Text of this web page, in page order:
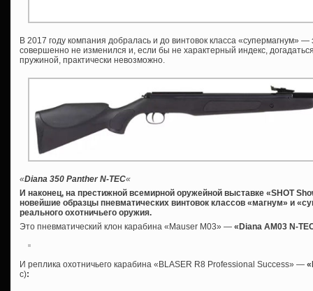
В 2017 году компания добралась и до винтовок класса «супермагнум»
совершенно не изменился и, если бы не характерный индекс,
пружиной, практически невозможно.
«Diana 350 Panther N-TEC«
И наконец, на престижной всемирной оружейной выставке «SHOT
новейшие образцы пневматических винтовок классов «магнум» и
реального охотничьего оружия.
Это пневматический клон карабина «Mauser M03» — «Diana AM03 N-
И реплика охотничьего карабина «BLASER R8 Professional Success» —
с):